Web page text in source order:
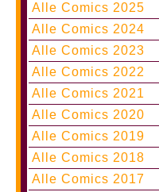
Alle Comics 2025
Alle Comics 2024
Alle Comics 2023
Alle Comics 2022
Alle Comics 2021
Alle Comics 2020
Alle Comics 2019
Alle Comics 2018
Alle Comics 2017